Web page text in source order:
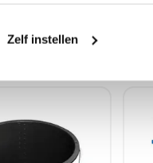
Zelf instellen